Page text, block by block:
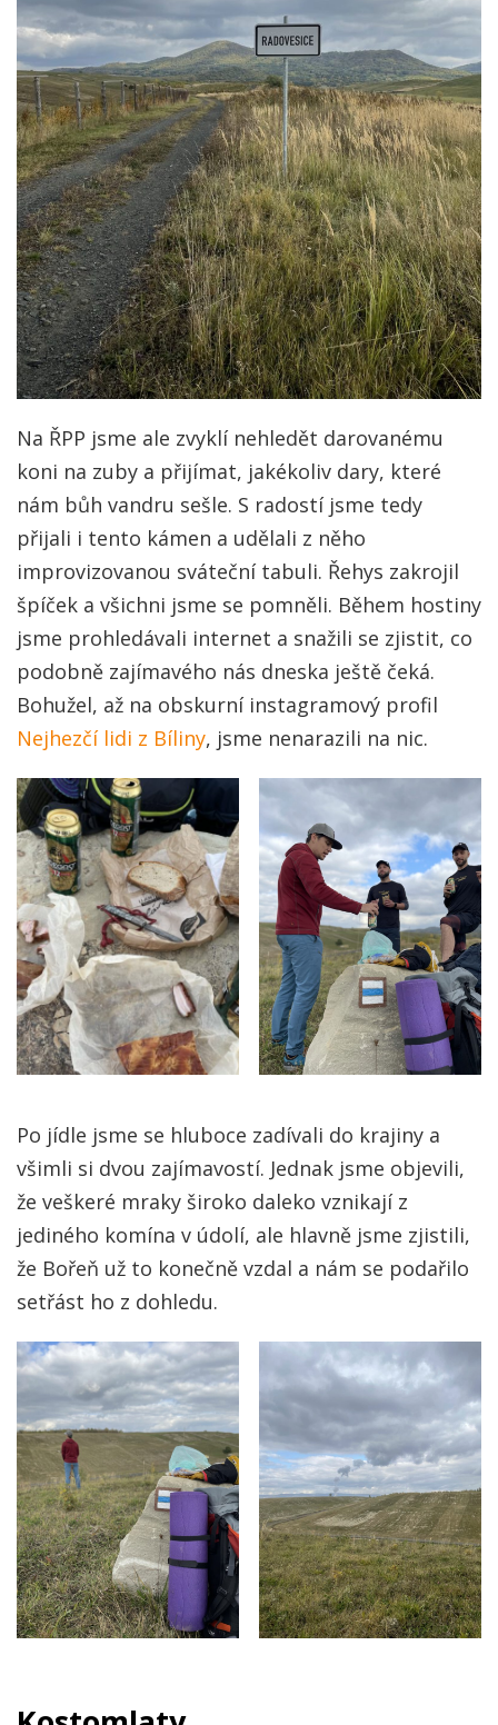
Na ŘPP jsme ale zvyklí nehledět darovanému
koni na zuby a přijímat, jakékoliv dary, které
nám bůh vandru sešle. S radostí jsme tedy
přijali i tento kámen a udělali z něho
improvizovanou sváteční tabuli. Řehys zakrojil
špíček a všichni jsme se pomněli. Během hostiny
jsme prohledávali internet a snažili se zjistit, co
podobně zajímavého nás dneska ještě čeká.
Bohužel, až na obskurní instagramový profil
Nejhezčí lidi z Bíliny, jsme nenarazili na nic.
Po jídle jsme se hluboce zadívali do krajiny a
všimli si dvou zajímavostí. Jednak jsme objevili,
že veškeré mraky široko daleko vznikají z
jediného komína v údolí, ale hlavně jsme zjistili,
že Bořeň už to konečně vzdal a nám se podařilo
setřást ho z dohledu.